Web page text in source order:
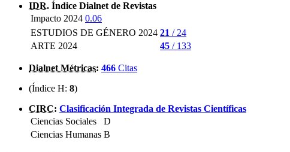
IDR. Índice Dialnet de Revistas
Impacto 2024 0.06
ESTUDIOS DE GÉNERO 2024 21 / 24
ARTE 2024
45 / 133
Dialnet Métricas: 466 Citas
(Índice H: 8)
CIRC: Clasificación Integrada de Revistas Científicas
Ciencias Sociales
D
Ciencias Humanas B